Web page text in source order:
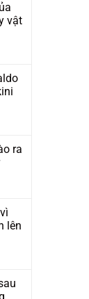
vật
ra
lên